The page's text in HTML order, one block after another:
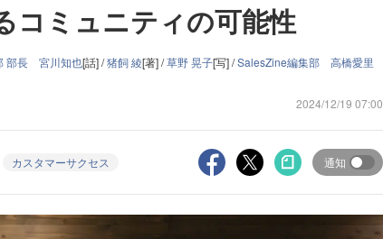
コミュニティの可能性
部長 宮川知也[話] /猪飼 綾[著] /草野 晃子[写] /SalesZine編集部 高橋愛里
2024/12/19 07:00
カスタマーサクセス 通知